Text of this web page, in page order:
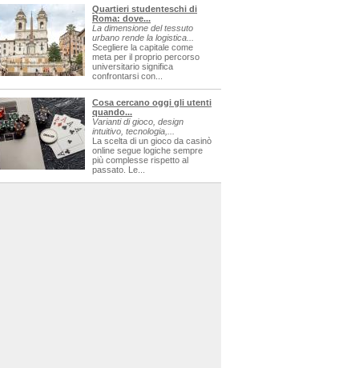
Quartieri studenteschi di
Roma: dove...
La dimensione del tessuto
urbano rende la logistica...
Scegliere la capitale come
meta per il proprio percorso
universitario significa
confrontarsi con...
Cosa cercano oggi gli utenti
quando...
Varianti di gioco, design
intuitivo, tecnologia,...
La scelta di un gioco da casinò
online segue logiche sempre
più complesse rispetto al
passato. Le...